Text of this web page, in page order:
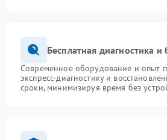
Бесплатная диагностика
Современное оборудование и опыт
экспресс-диагностику и
сроки, минимизируя время без